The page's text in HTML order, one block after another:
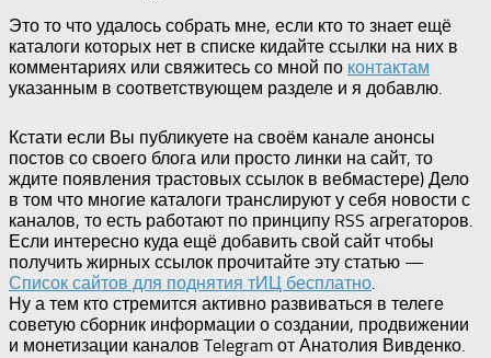
Это то что удалось собрать мне, если кто то знает ещё
каталоги которых нет в списке кидайте ссылки на них в
комментариях или свяжитесь со мной по контактам
указанным в соответствующем разделе и я добавлю.
Кстати если Вы публикуете на своём канале анонсы
постов со своего блога или просто линки на сайт, то
ждите появления трастовых ссылок в вебмастере) Дело
в том что многие каталоги транслируют у себя новости с
каналов, то есть работают по принципу RSS агрегаторов.
Если интересно куда ещё добавить свой сайт чтобы
получить жирных ссылок прочитайте эту статью —
Список сайтов для поднятия тИЦ бесплатно.
Ну а тем кто стремится активно развиваться в телеге
советую сборник информации о создании, продвижении
и монетизации каналов Telegram от Анатолия Вивденко.